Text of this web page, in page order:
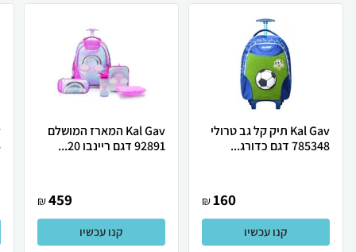
Kal Gav תיק קל גב טרולי
785348 דגם כדורג...
160
₪
קנו עכשיו
Kal Gav המארז המושלם
92891 דגם ריינבו 20...
459
₪
קנו עכשיו